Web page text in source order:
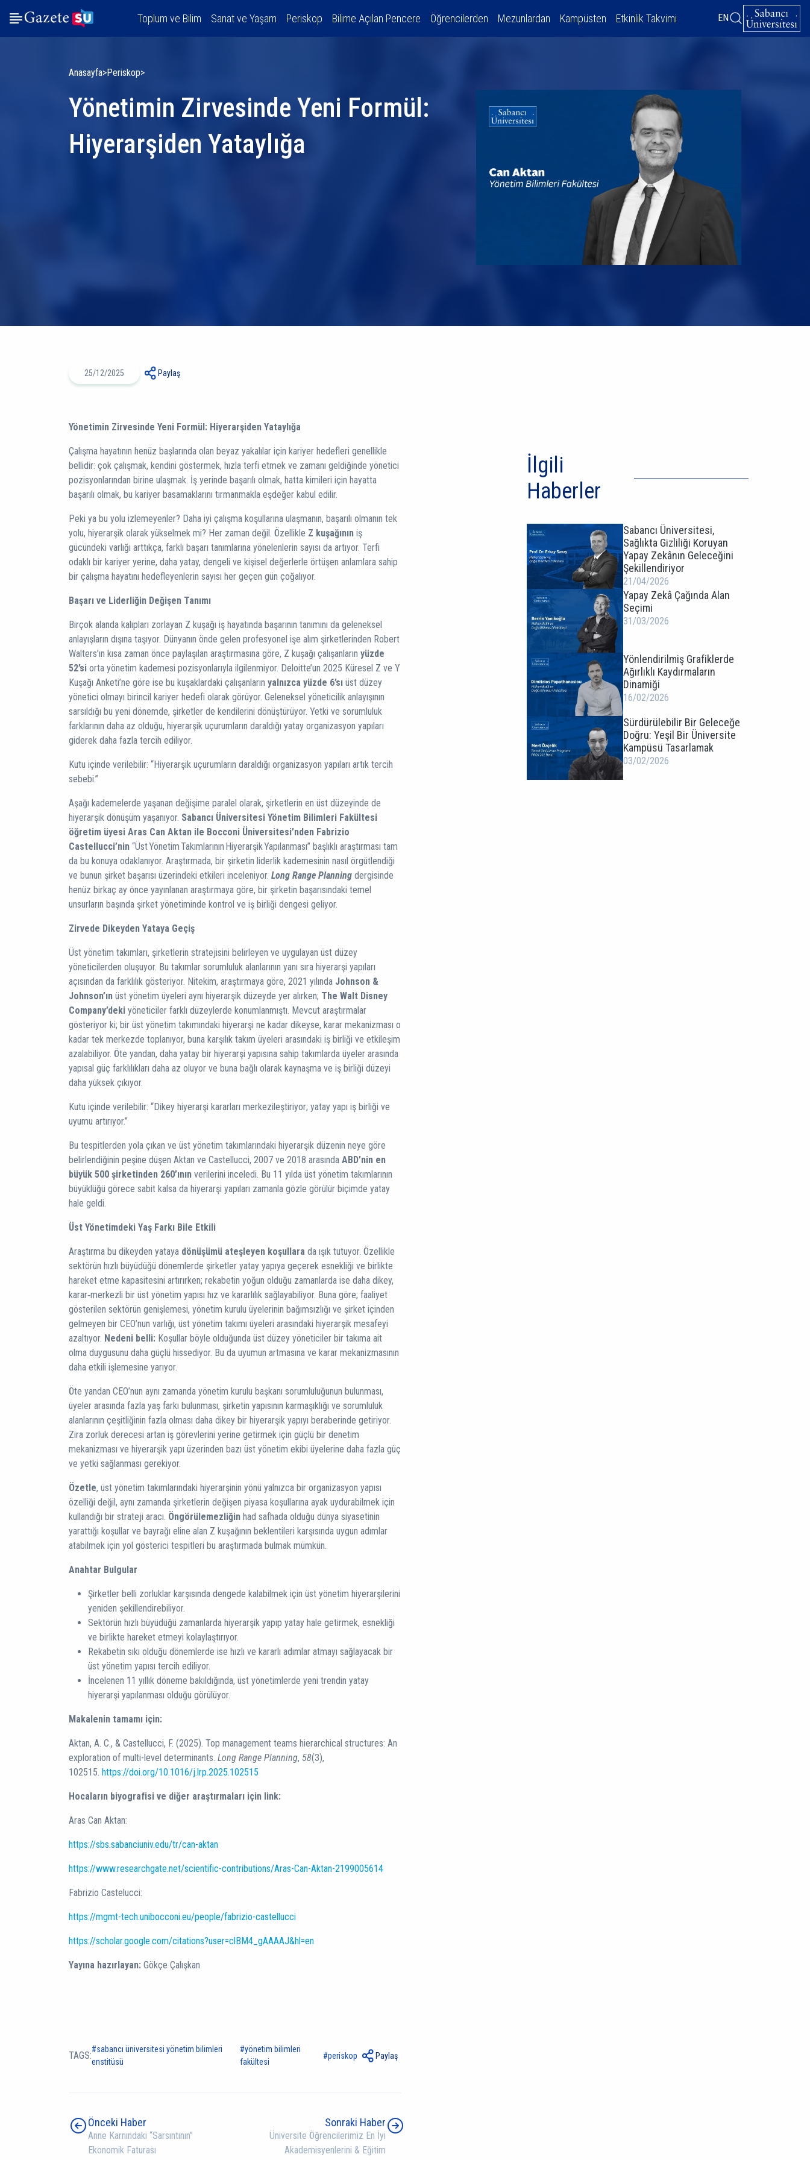
Toplum ve Bilim Sanat ve Yaşam Periskop Bilime Açılan Pencere Öğrencilerden Mezunlardan Kampüsten Etkinlik Takvimi EN
Anasayfa Periskop
Yönetimin Zirvesinde Yeni Formül:
Hiyerarşiden Yataylığa
25/12/2025 Paylaş
Yönetimin Zirvesinde Yeni Formül: Hiyerarşiden Yataylığa
Çalışma hayatının henüz başlarında olan beyaz yakalılar için kariyer hedefleri genellikle
bellidir: çok çalışmak, kendini göstermek, hızla terfi etmek ve zamanı geldiğinde yönetici
pozisyonlarından birine ulaşmak. İş yerinde başarılı olmak, hatta kimileri için hayatta
başarılı olmak, bu kariyer basamaklarını tırmanmakla eşdeğer kabul edilir.
Peki ya bu yolu izlemeyenler? Daha iyi çalışma koşullarına ulaşmanın, başarılı olmanın tek
yolu, hiyerarşik olarak yükselmek mi? Her zaman değil. Özellikle Z kuşağının iş
gücündeki varlığı arttıkça, farklı başarı tanımlarına yönelenlerin sayısı da artıyor. Terfi
odaklı bir kariyer yerine, daha yatay, dengeli ve kişisel değerlerle örtüşen anlamlara sahip
bir çalışma hayatını hedefleyenlerin sayısı her geçen gün çoğalıyor.
Başarı ve Liderliğin Değişen Tanımı
Birçok alanda kalıpları zorlayan Z kuşağı iş hayatında başarının tanımını da geleneksel
anlayışların dışına taşıyor. Dünyanın önde gelen profesyonel işe alım şirketlerinden Robert
Walters’ın kısa zaman önce paylaşılan araştırmasına göre, Z kuşağı çalışanların yüzde
52’si orta yönetim kademesi pozisyonlarıyla ilgilenmiyor. Deloitte’un 2025 Küresel Z ve Y
Kuşağı Anketi’ne göre ise bu kuşaklardaki çalışanların yalnızca yüzde 6’sı üst düzey
yönetici olmayı birincil kariyer hedefi olarak görüyor. Geleneksel yöneticilik anlayışının
sarsıldığı bu yeni dönemde, şirketler de kendilerini dönüştürüyor. Yetki ve sorumluluk
farklarının daha az olduğu, hiyerarşik uçurumların daraldığı yatay organizasyon yapıları
giderek daha fazla tercih ediliyor.
Kutu içinde verilebilir: “Hiyerarşik uçurumların daraldığı organizasyon yapıları artık tercih
sebebi.”
Aşağı kademelerde yaşanan değişime paralel olarak, şirketlerin en üst düzeyinde de
hiyerarşik dönüşüm yaşanıyor. Sabancı Üniversitesi Yönetim Bilimleri Fakültesi
öğretim üyesi Aras Can Aktan ile Bocconi Üniversitesi’nden Fabrizio
Castellucci’nin “Üst Yönetim Takımlarının Hiyerarşik Yapılanması” başlıklı araştırması tam
da bu konuya odaklanıyor. Araştırmada, bir şirketin liderlik kademesinin nasıl örgütlendiği
ve bunun şirket başarısı üzerindeki etkileri inceleniyor. Long Range Planning dergisinde
henüz birkaç ay önce yayınlanan araştırmaya göre, bir şirketin başarısındaki temel
unsurların başında şirket yönetiminde kontrol ve iş birliği dengesi geliyor.
Zirvede Dikeyden Yataya Geçiş
Üst yönetim takımları, şirketlerin stratejisini belirleyen ve uygulayan üst düzey
yöneticilerden oluşuyor. Bu takımlar sorumluluk alanlarının yanı sıra hiyerarşi yapıları
açısından da farklılık gösteriyor. Nitekim, araştırmaya göre, 2021 yılında Johnson &
Johnson’ın üst yönetim üyeleri aynı hiyerarşik düzeyde yer alırken; The Walt Disney
Company’deki yöneticiler farklı düzeylerde konumlanmıştı. Mevcut araştırmalar
gösteriyor ki; bir üst yönetim takımındaki hiyerarşi ne kadar dikeyse, karar mekanizması o
kadar tek merkezde toplanıyor, buna karşılık takım üyeleri arasındaki iş birliği ve etkileşim
azalabiliyor. Öte yandan, daha yatay bir hiyerarşi yapısına sahip takımlarda üyeler arasında
yapısal güç farklılıkları daha az oluyor ve buna bağlı olarak kaynaşma ve iş birliği düzeyi
daha yüksek çıkıyor.
Kutu içinde verilebilir: “Dikey hiyerarşi kararları merkezileştiriyor; yatay yapı iş birliği ve
uyumu artırıyor.”
Bu tespitlerden yola çıkan ve üst yönetim takımlarındaki hiyerarşik düzenin neye göre
belirlendiğinin peşine düşen Aktan ve Castellucci, 2007 ve 2018 arasında ABD’nin en
büyük 500 şirketinden 260’ının verilerini inceledi. Bu 11 yılda üst yönetim takımlarının
büyüklüğü görece sabit kalsa da hiyerarşi yapıları zamanla gözle görülür biçimde yatay
hale geldi.
Üst Yönetimdeki Yaş Farkı Bile Etkili
Araştırma bu dikeyden yataya dönüşümü ateşleyen koşullara da ışık tutuyor. Özellikle
sektörün hızlı büyüdüğü dönemlerde şirketler yatay yapıya geçerek esnekliği ve birlikte
hareket etme kapasitesini artırırken; rekabetin yoğun olduğu zamanlarda ise daha dikey,
karar‑merkezli bir üst yönetim yapısı hız ve kararlılık sağlayabiliyor. Buna göre; faaliyet
gösterilen sektörün genişlemesi, yönetim kurulu üyelerinin bağımsızlığı ve şirket içinden
gelmeyen bir CEO’nun varlığı, üst yönetim takımı üyeleri arasındaki hiyerarşik mesafeyi
azaltıyor. Nedeni belli: Koşullar böyle olduğunda üst düzey yöneticiler bir takıma ait
olma duygusunu daha güçlü hissediyor. Bu da uyumun artmasına ve karar mekanizmasının
daha etkili işlemesine yarıyor.
Öte yandan CEO’nun aynı zamanda yönetim kurulu başkanı sorumluluğunun bulunması,
üyeler arasında fazla yaş farkı bulunması, şirketin yapısının karmaşıklığı ve sorumluluk
alanlarının çeşitliğinin fazla olması daha dikey bir hiyerarşik yapıyı beraberinde getiriyor.
Zira zorluk derecesi artan iş görevlerini yerine getirmek için güçlü bir denetim
mekanizması ve hiyerarşik yapı üzerinden bazı üst yönetim ekibi üyelerine daha fazla güç
ve yetki sağlanması gerekiyor.
Özetle, üst yönetim takımlarındaki hiyerarşinin yönü yalnızca bir organizasyon yapısı
özelliği değil, aynı zamanda şirketlerin değişen piyasa koşullarına ayak uydurabilmek için
kullandığı bir strateji aracı. Öngörülemezliğin had safhada olduğu dünya siyasetinin
yarattığı koşullar ve bayrağı eline alan Z kuşağının beklentileri karşısında uygun adımlar
atabilmek için yol gösterici tespitleri bu araştırmada bulmak mümkün.
Anahtar Bulgular
Şirketler belli zorluklar karşısında dengede kalabilmek için üst yönetim hiyerarşilerini
yeniden şekillendirebiliyor.
Sektörün hızlı büyüdüğü zamanlarda hiyerarşik yapıp yatay hale getirmek, esnekliği
ve birlikte hareket etmeyi kolaylaştırıyor.
Rekabetin sıkı olduğu dönemlerde ise hızlı ve kararlı adımlar atmayı sağlayacak bir
üst yönetim yapısı tercih ediliyor.
İncelenen 11 yıllık döneme bakıldığında, üst yönetimlerde yeni trendin yatay
hiyerarşi yapılanması olduğu görülüyor.
Makalenin tamamı için:
Aktan, A. C., & Castellucci, F. (2025). Top management teams hierarchical structures: An
exploration of multi-level determinants. Long Range Planning, 58(3),
102515. https://doi.org/10.1016/j.lrp.2025.102515
Hocaların biyografisi ve diğer araştırmaları için link:
Aras Can Aktan:
https://sbs.sabanciuniv.edu/tr/can-aktan
https://www.researchgate.net/scientific-contributions/Aras-Can-Aktan-2199005614
Fabrizio Castelucci:
https://mgmt-tech.unibocconi.eu/people/fabrizio-castellucci
https://scholar.google.com/citations?user=clBM4_gAAAAJ&hl=en
Yayına hazırlayan: Gökçe Çalışkan
TAGS:
sabancı üniversitesi yönetim bilimleri
enstitüsü
yönetim bilimleri
fakültesi
periskop Paylaş
İlgili
Haberler
Sabancı Üniversitesi,
Sağlıkta Gizliliği Koruyan
Yapay Zekânın Geleceğini
Şekillendiriyor
21/04/2026
Yapay Zekâ Çağında Alan
Seçimi
31/03/2026
Yönlendirilmiş Grafiklerde
Ağırlıklı Kaydırmaların
Dinamiği
16/02/2026
Sürdürülebilir Bir Geleceğe
Doğru: Yeşil Bir Üniversite
Kampüsü Tasarlamak
03/02/2026
Önceki Haber
Anne Karnındaki “Sarsıntının”
Ekonomik Faturası
Sonraki Haber
Üniversite Öğrencilerimiz En İyi
Akademisyenlerini & Eğitim